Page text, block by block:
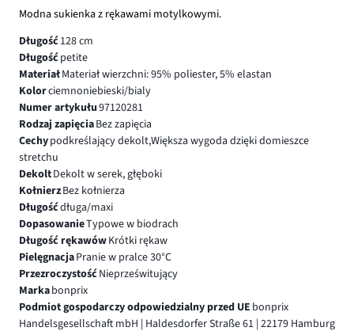
Modna sukienka z rękawami motylkowymi.
Długość128 cm
Długośćpetite
MateriałMateriał wierzchni: 95% poliester, 5% elastan
Kolorciemnoniebieski/bialy
Numer artykułu97120281
Rodzaj zapięciaBez zapięcia
Cechypodkreślający dekolt,Większa wygoda dzięki domieszce
stretchu
DekoltDekolt w serek, głęboki
KołnierzBez kołnierza
Długośćdługa/maxi
DopasowanieTypowe w biodrach
Długość rękawówKrótki rękaw
PielęgnacjaPranie w pralce 30°C
PrzezroczystośćNieprześwitujący
Markabonprix
Podmiot gospodarczy odpowiedzialny przed UE bonprix
Handelsgesellschaft mbH | Haldesdorfer Straße 61 | 22179 Hamburg